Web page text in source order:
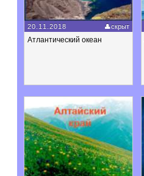
20.11.2018 скрыт
Атлантический океан